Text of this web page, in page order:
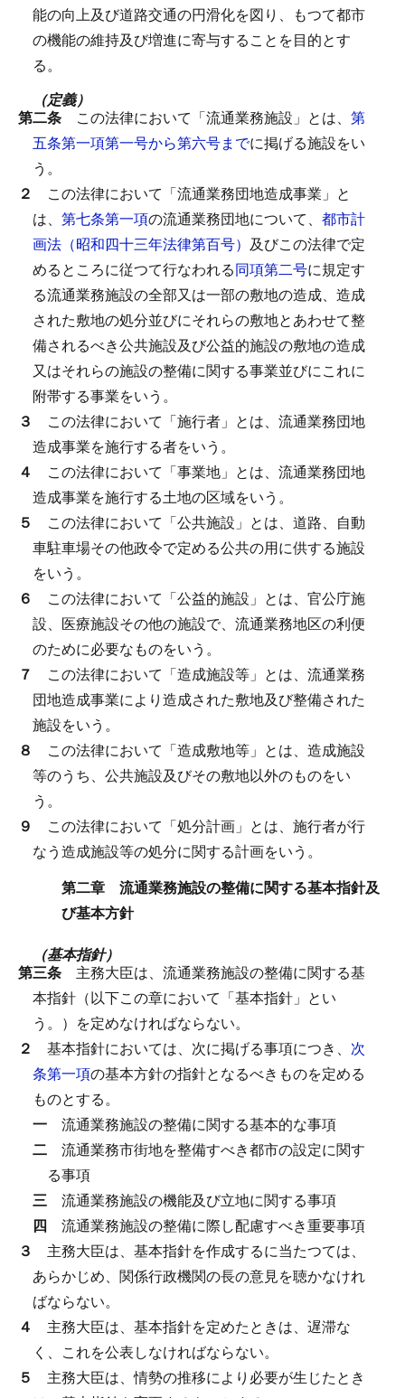
能の向上及び道路交通の円滑化を図り、もつて都市
の機能の維持及び増進に寄与することを目的とす
る。
（定義）
第二条 この法律において「流通業務施設」とは、 第
五条第一項第一号から第六号までに掲げる施設をい
う。
２ この法律において「流通業務団地造成事業」と
は、 第七条第一項の流通業務団地について、 都市計
画法（昭和四十三年法律第百号） 及びこの法律で定
めるところに従つて行なわれる同項第二号に規定す
る流通業務施設の全部又は一部の敷地の造成、造成
された敷地の処分並びにそれらの敷地とあわせて整
備されるべき公共施設及び公益的施設の敷地の造成
又はそれらの施設の整備に関する事業並びにこれに
附帯する事業をいう。
３ この法律において「施行者」とは、流通業務団地
造成事業を施行する者をいう。
４ この法律において「事業地」とは、流通業務団地
造成事業を施行する土地の区域をいう。
５ この法律において「公共施設」とは、道路、自動
車駐車場その他政令で定める公共の用に供する施設
をいう。
６ この法律において「公益的施設」とは、官公庁施
設、医療施設その他の施設で、流通業務地区の利便
のために必要なものをいう。
７ この法律において「造成施設等」とは、流通業務
団地造成事業により造成された敷地及び整備された
施設をいう。
８ この法律において「造成敷地等」とは、造成施設
等のうち、公共施設及びその敷地以外のものをい
う。
９ この法律において「処分計画」とは、施行者が行
なう造成施設等の処分に関する計画をいう。
第二章 流通業務施設の整備に関する基本指針及
び基本方針
（基本指針）
第三条 主務大臣は、流通業務施設の整備に関する基
本指針（以下この章において「基本指針」とい
う。）を定めなければならない。
２ 基本指針においては、次に掲げる事項につき、 次
条第一項の基本方針の指針となるべきものを定める
ものとする。
一 流通業務施設の整備に関する基本的な事項
二 流通業務市街地を整備すべき都市の設定に関す
る事項
三 流通業務施設の機能及び立地に関する事項
四 流通業務施設の整備に際し配慮すべき重要事項
３ 主務大臣は、基本指針を作成するに当たつては、
あらかじめ、関係行政機関の長の意見を聴かなけれ
ばならない。
４ 主務大臣は、基本指針を定めたときは、遅滞な
く、これを公表しなければならない。
５ 主務大臣は、情勢の推移により必要が生じたとき